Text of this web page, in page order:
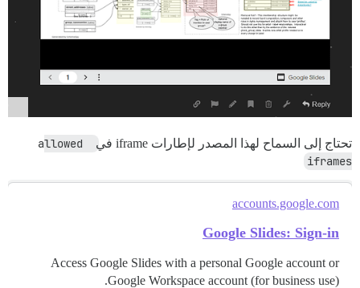
تحتاج إلى السماح لهذا المصدر لإطارات iframe في
allowed
iframes
accounts.google.com
Google Slides: Sign-in
Access Google Slides with a personal Google account or
Google Workspace account (for business use).